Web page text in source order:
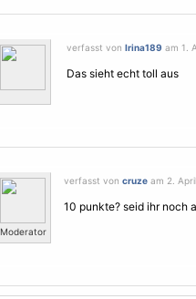
verfasst von Irina189 am 1.
Das sieht echt toll aus
Moderator
verfasst von cruze am 2.
10 punkte? seid ihr noch